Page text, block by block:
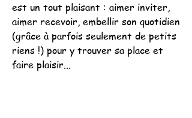
est un tout plaisant : aimer inviter,
aimer recevoir, embellir son quotidien
(grâce à parfois seulement de petits
riens !) pour y trouver sa place et
faire plaisir...